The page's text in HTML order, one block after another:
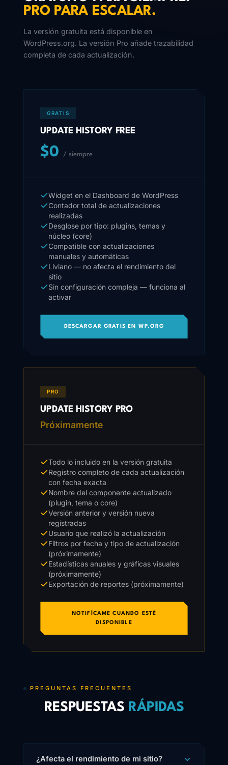
PRO PARA ESCALAR.
La versión gratuita está disponible en
WordPress.org. La versión Pro añade trazabilidad
completa de cada actualización.
GRATIS
UPDATE HISTORY FREE
$0/ siempre
Widget en el Dashboard de WordPress
Contador total de actualizaciones
realizadas
Desglose por tipo: plugins, temas y
núcleo (core)
Compatible con actualizaciones
manuales y automáticas
Liviano — no afecta el rendimiento del
sitio
Sin configuración compleja — funciona al
activar
DESCARGAR GRATIS EN WP.ORG
PRO
UPDATE HISTORY PRO
Próximamente
Todo lo incluido en la versión gratuita
Registro completo de cada actualización
con fecha exacta
Nombre del componente actualizado
(plugin, tema o core)
Versión anterior y versión nueva
registradas
Usuario que realizó la actualización
Filtros por fecha y tipo de actualización
(próximamente)
Estadísticas anuales y gráficas visuales
(próximamente)
Exportación de reportes (próximamente)
NOTIFÍCAME CUANDO ESTÉ
DISPONIBLE
PREGUNTAS FRECUENTES
RESPUESTAS RÁPIDAS
¿Afecta el rendimiento de mi sitio?